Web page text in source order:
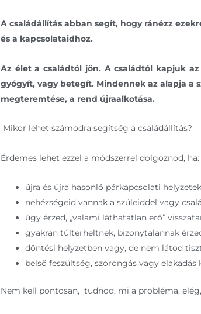
A családállítás abban segít, hogy ránézz
és a kapcsolataidhoz.
Az élet a családtól jön. A családtól kapjuk
gyógyít, vagy betegít. Mindennek az alapja a
megteremtése, a rend újraalkotása.
Mikor lehet számodra segítség a családállítás?
Érdemes lehet ezzel a módszerrel dolgoznod, ha:
újra és újra hasonló párkapcsolati
nehézségeid vannak a szüleiddel vagy
úgy érzed, „valami láthatatlan erő”
gyakran túlterheltnek, bizonytalannak
döntési helyzetben vagy, de nem látod
belső feszültség, szorongás vagy elakadás
Nem kell pontosan, tudnod, mi a probléma,